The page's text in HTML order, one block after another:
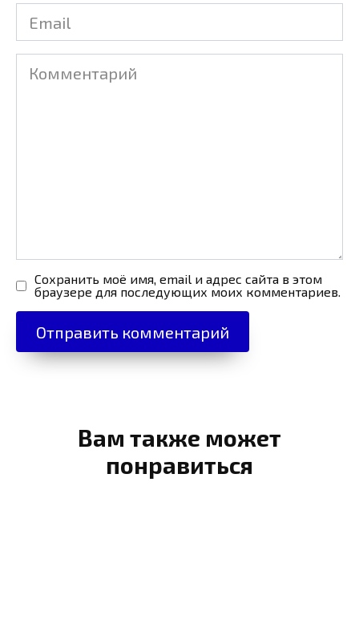
Email
Комментарий
Сохранить моё имя, email и адрес сайта в этом
браузере для последующих моих комментариев.
Вам также может
понравиться